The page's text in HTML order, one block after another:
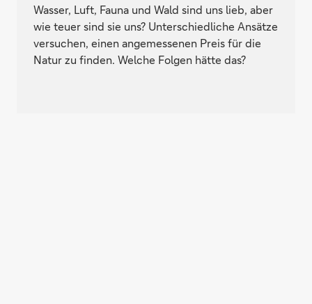
Wasser, Luft, Fauna und Wald sind uns lieb, aber
wie teuer sind sie uns? Unterschiedliche Ansätze
versuchen, einen angemessenen Preis für die
Natur zu finden. Welche Folgen hätte das?